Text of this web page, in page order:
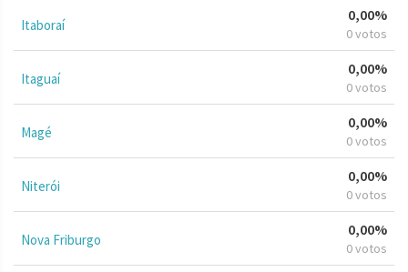
Itaboraí
0,00%
0 votos
Itaguaí
0,00%
0 votos
Magé
0,00%
0 votos
Niterói
0,00%
0 votos
Nova Friburgo
0,00%
0 votos